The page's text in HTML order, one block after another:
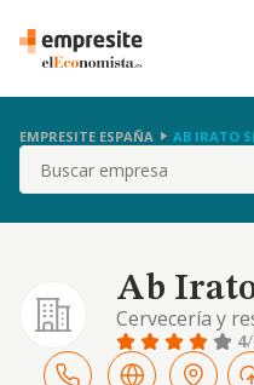
EMPRESITE ESPAÑA AB IRATO
Buscar
Ab
Cervecería y
tapas,
4